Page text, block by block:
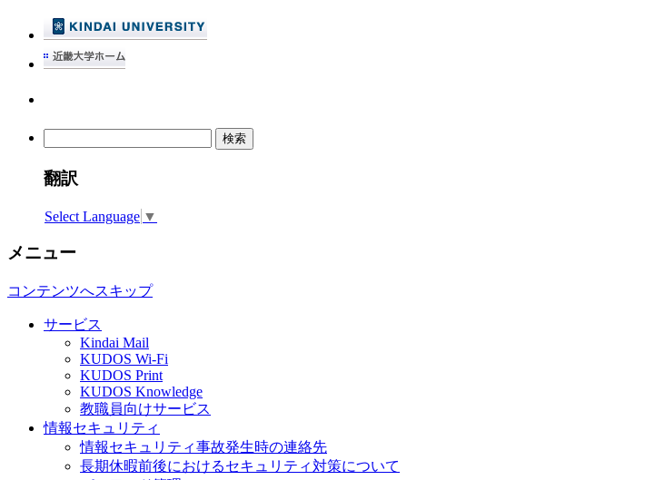
翻訳
Select Language ▼
メニュー
コンテンツへスキップ
サービス
Kindai Mail
KUDOS Wi-Fi
KUDOS Print
KUDOS Knowledge
教職員向けサービス
情報セキュリティ
情報セキュリティ事故発生時の連絡先
長期休暇前後におけるセキュリティ対策について